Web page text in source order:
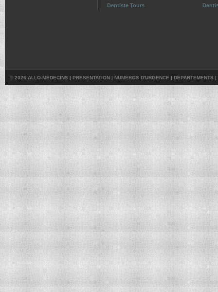
Dentiste Tours
© 2026 ALLO-MÉDECINS | PRÉSENTATION | NUMÉROS D'URGENCE | DÉPARTEMENTS |